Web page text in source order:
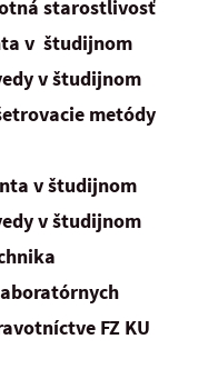
starostlivosť
v študijnom
v študijnom
metódy
v študijnom
v študijnom
FZ KU